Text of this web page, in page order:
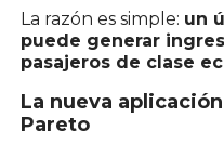
La razón es simple: un
puede generar
pasajeros de clase
La nueva
Pareto